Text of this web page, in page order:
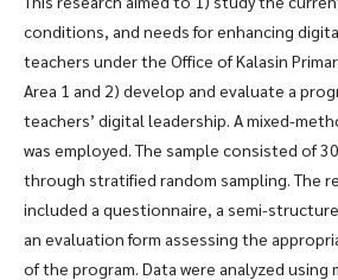
conditions, and needs for enhancing
teachers under the Office of Kalasin
Area 1 and 2) develop and evaluate a
teachers’ digital leadership. A mixed-
was employed. The sample consisted of
through stratified random sampling. The
included a questionnaire, a semi-
an evaluation form assessing the
of the program. Data were analyzed using